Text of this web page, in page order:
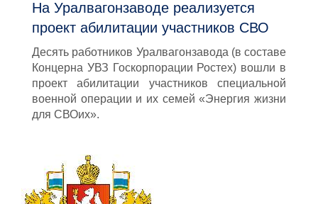
На Уралвагонзаводе реализуется
проект абилитации участников СВО
Десять работников Уралвагонзавода (в составе
Концерна УВЗ Госкорпорации Ростех) вошли в
проект абилитации участников специальной
военной операции и их семей «Энергия жизни
для СВОих».